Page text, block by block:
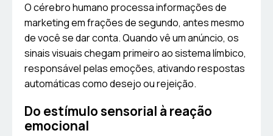
O cérebro humano processa informações de
marketing em frações de segundo, antes mesmo
de você se dar conta. Quando vê um anúncio, os
sinais visuais chegam primeiro ao sistema límbico,
responsável pelas emoções, ativando respostas
automáticas como desejo ou rejeição.
Do estímulo sensorial à reação
emocional